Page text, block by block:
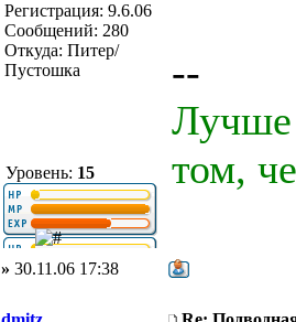
Регистрация: 9.6.06
Сообщений: 280
Откуда: Питер/
Пустошка
Уровень: 15
--
Лучше
том,
» 30.11.06 17:38